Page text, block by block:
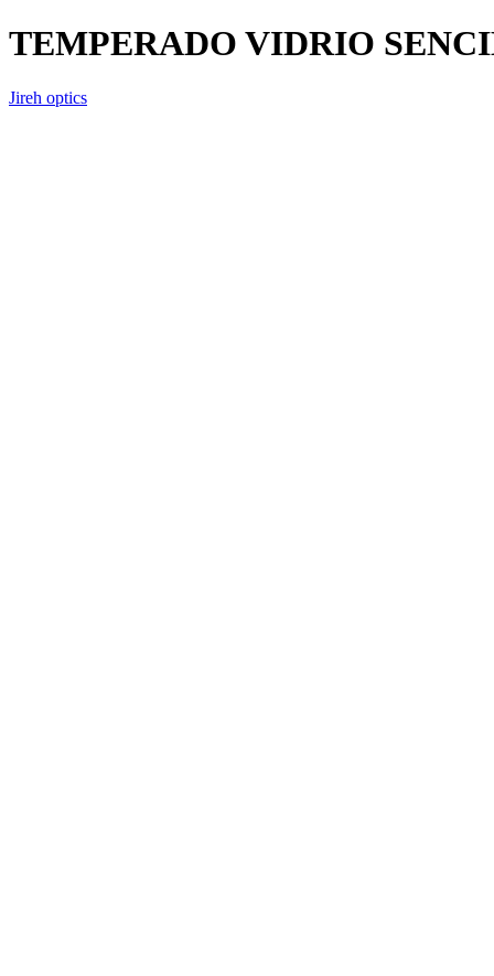
TEMPERADO VIDRIO
Jireh optics